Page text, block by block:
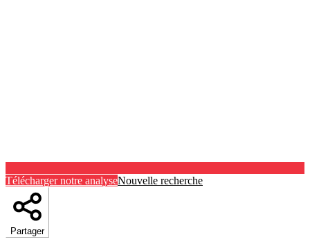
Télécharger notre analyseNouvelle recherche
Partager